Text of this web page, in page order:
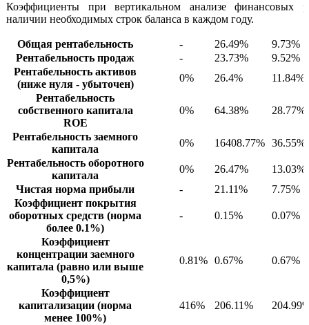
Коэффициенты при вертикальном анализе финансовых
наличии необходимых строк баланса в каждом году.
Общая рентабельность - 26.49%
9.73%
Рентабельность продаж
- 23.73%
9.52%
Рентабельность активов
(ниже нуля - убыточен)
0% 26.4%
11.84%
Рентабельность
собственного капитала
ROE
0% 64.38% 28.77%
Рентабельность заемного
капитала
0% 16408.77% 36.55%
Рентабельность оборотного
капитала
0% 26.47%
13.03%
Чистая норма прибыли
- 21.11%
7.75%
Коэффициент покрытия
оборотных средств (норма
более 0.1%)
- 0.15% 0.07%
Коэффициент
концентрации заемного
капитала (равно или выше
0,5%)
0.81% 0.67% 0.67%
Коэффициент
капитализации (норма
менее 100%)
416% 206.11%